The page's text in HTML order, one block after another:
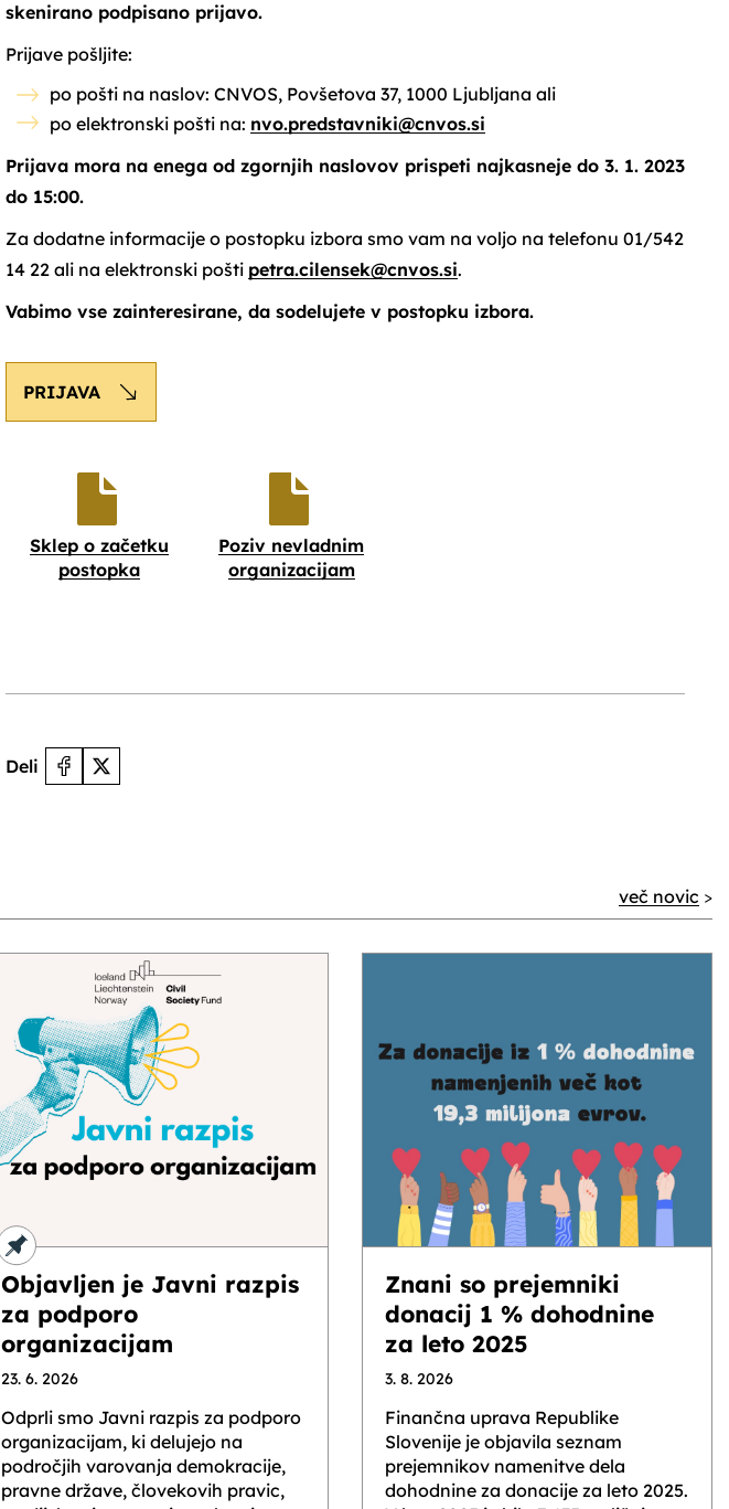
skenirano podpisano prijavo.
Prijave pošljite:
po pošti na naslov: CNVOS, Povšetova 37, 1000 Ljubljana ali
po elektronski pošti na: nvo.predstavniki@cnvos.si
Prijava mora na enega od zgornjih naslovov prispeti najkasneje do 3. 1. 2023
do 15:00.
Za dodatne informacije o postopku izbora smo vam na voljo na telefonu 01/542
14 22 ali na elektronski pošti petra.cilensek@cnvos.si.
Vabimo vse zainteresirane, da sodelujete v postopku izbora.
PRIJAVA
Sklep o začetku
postopka
Poziv nevladnim
organizacijam
Deli
več novic >
Objavljen je Javni razpis
za podporo
organizacijam
23. 6. 2026
Odprli smo Javni razpis za podporo
organizacijam, ki delujejo na
področjih varovanja demokracije,
pravne države, človekovih pravic,
Znani so prejemniki
donacij 1 % dohodnine
za leto 2025
3. 8. 2026
Finančna uprava Republike
Slovenije je objavila seznam
prejemnikov namenitve dela
dohodnine za donacije za leto 2025.